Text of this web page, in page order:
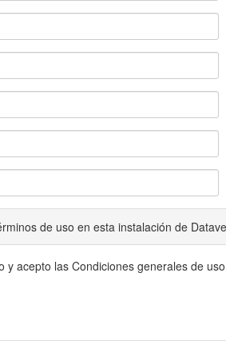
de uso en esta instalación de
y acepto las Condiciones generales de